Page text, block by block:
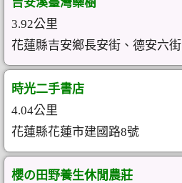
3.92公里
花蓮縣吉安鄉長安街、德安六街
時光二手書店
4.04公里
花蓮縣花蓮市建國路8號
櫻の田野養生休閒農莊